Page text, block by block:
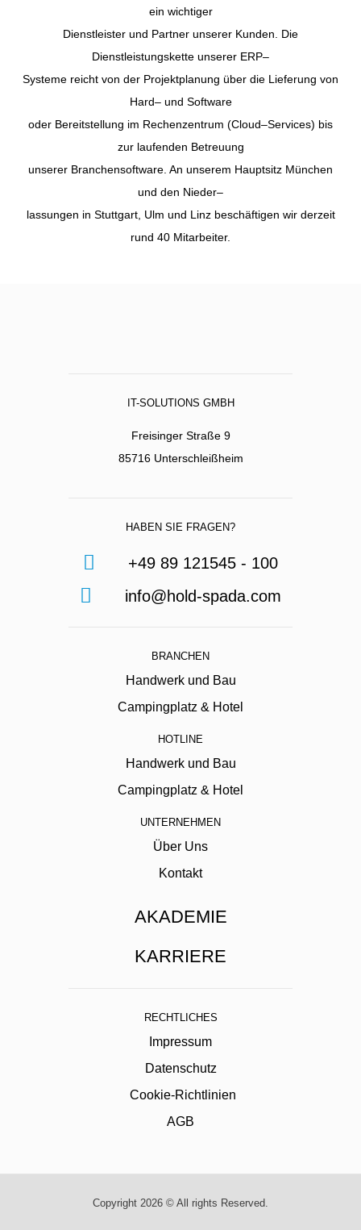
ein wichtiger
Dienstleister und Partner unserer Kunden.
Die
Dienstleistungskette unserer ERP–
Systeme reicht von der Projektplanung über die Lieferung von
Hard– und Software
oder Bereitstellung im Rechenzentrum (Cloud–Services) bis
zur laufenden Betreuung
unserer Branchensoftware. An unserem Hauptsitz München
und den Nieder–
lassungen in Stuttgart, Ulm und Linz beschäftigen wir derzeit
rund 40 Mitarbeiter.
IT-SOLUTIONS GMBH
Freisinger Straße 9
85716 Unterschleißheim
HABEN SIE FRAGEN?
+49 89 121545 - 100
info@hold-spada.com
BRANCHEN
Handwerk und Bau
Campingplatz & Hotel
HOTLINE
Handwerk und Bau
Campingplatz & Hotel
UNTERNEHMEN
Über Uns
Kontakt
AKADEMIE
KARRIERE
RECHTLICHES
Impressum
Datenschutz
Cookie-Richtlinien
AGB
Copyright 2026 © All rights Reserved.